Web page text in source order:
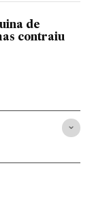
de
contraiu